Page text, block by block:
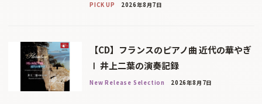
PICK UP 2026年8月7日
【CD】フランスのピアノ曲 近代の華やぎ
Ⅰ 井上二葉の演奏記録
New Release Selection 2026年8月7日